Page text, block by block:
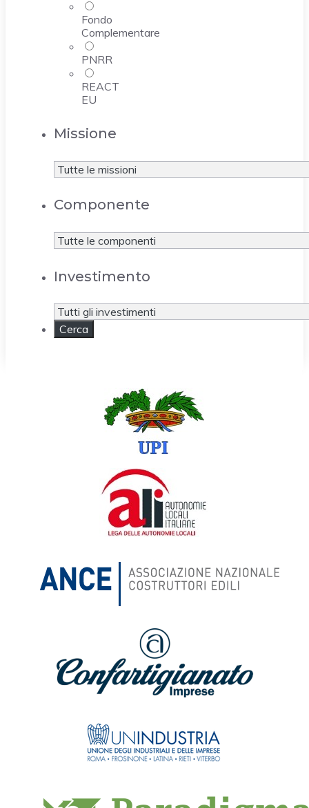
Fondo
Complementare
PNRR
REACT
EU
Missione
Componente
Investimento